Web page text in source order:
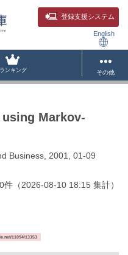
登録支援システム
English
ランキング その他
Markov-
Business, 2001, 01-09
件 （2026-08-10 18:15 集計）
11094/13353